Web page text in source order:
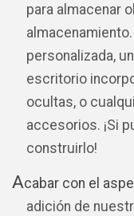
para almacenar
personalizada,
escritorio
ocultas, o
accesorios. ¡Si
construirlo!
Acabar con el
adición de